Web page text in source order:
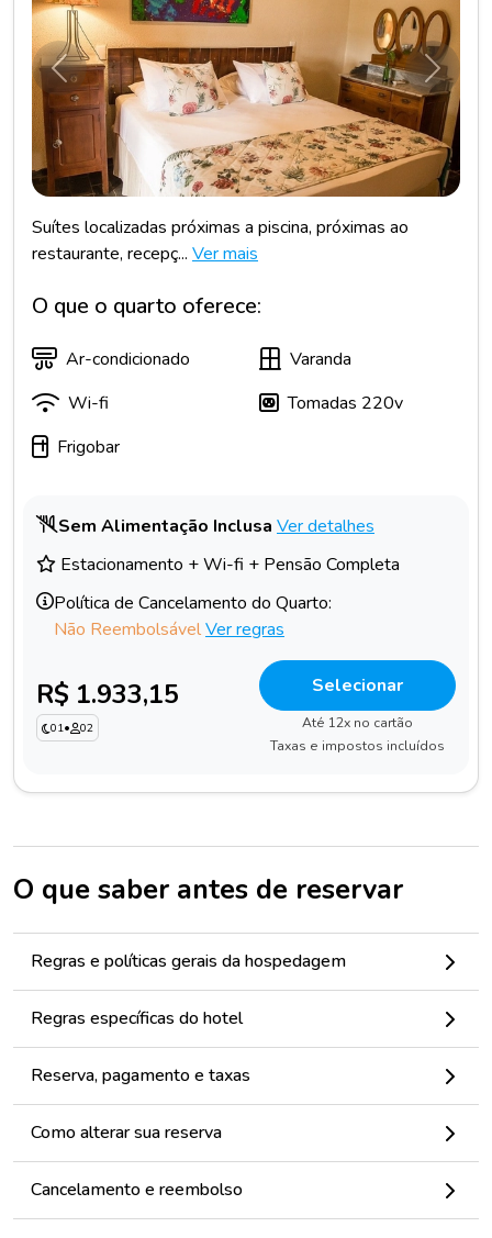
Anterior
Suítes localizadas próximas a piscina, próximas ao
restaurante, recepç... Ver mais
O que o quarto oferece:
Ar-condicionado
Varanda
Wi-fi
Tomadas 220v
Frigobar
Sem Alimentação Inclusa Ver detalhes
Estacionamento + Wi-fi + Pensão Completa
Política de Cancelamento do Quarto:
Não ReembolsávelVer regras
R$ 1.933,15
01• 02
Selecionar
Até 12x no cartão
Taxas e impostos incluídos
O que saber antes de reservar
Regras e políticas gerais da hospedagem
Regras específicas do hotel
Reserva, pagamento e taxas
Como alterar sua reserva
Cancelamento e reembolso